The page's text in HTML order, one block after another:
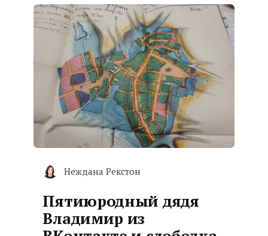
Неждана Рекстон
Пятиюродный дядя
Владимир из